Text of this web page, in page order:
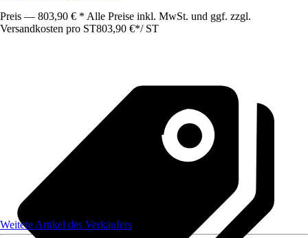
Preis — 803,90 € * Alle Preise inkl. MwSt. und ggf. zzgl.
Versandkosten pro ST803,90 €*/ ST
Weitere Artikel des Verkäufers